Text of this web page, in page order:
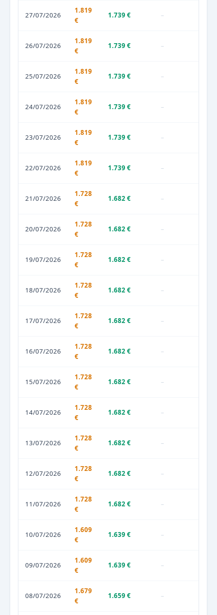
27/07/2026
1.819
€
1.739 € –
26/07/2026
1.819
€
1.739 € –
25/07/2026
1.819
€
1.739 € –
24/07/2026
1.819
€
1.739 € –
23/07/2026
1.819
€
1.739 € –
22/07/2026
1.819
€
1.739 € –
21/07/2026
1.728
€
1.682 € –
20/07/2026
1.728
€
1.682 € –
19/07/2026
1.728
€
1.682 € –
18/07/2026
1.728
€
1.682 € –
17/07/2026
1.728
€
1.682 € –
16/07/2026
1.728
€
1.682 € –
15/07/2026
1.728
€
1.682 € –
14/07/2026
1.728
€
1.682 € –
13/07/2026
1.728
€
1.682 € –
12/07/2026
1.728
€
1.682 € –
11/07/2026
1.728
€
1.682 € –
10/07/2026
1.609
€
1.639 € –
09/07/2026
1.609
€
1.639 € –
08/07/2026
1.679
€
1.659 € –